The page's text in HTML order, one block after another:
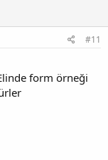
#11
form örneği